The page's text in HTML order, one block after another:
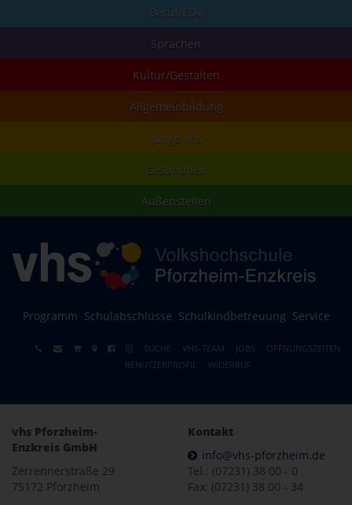
Beruf/EDV
Sprachen
Kultur/Gestalten
Allgemeinbildung
junge vhs
Gesundheit
Außenstellen
Programm Schulabschlüsse Schulkindbetreuung Service
SUCHE VHS-TEAM JOBS
ÖFFNUNGSZEITEN
BENUTZERPROFIL
WIDERRUF
vhs Pforzheim-
Enzkreis GmbH
Zerrennerstraße 29
75172 Pforzheim
Kontakt
info@vhs-pforzheim.de
Tel.: (07231) 38 00 - 0
Fax: (07231) 38 00 - 34